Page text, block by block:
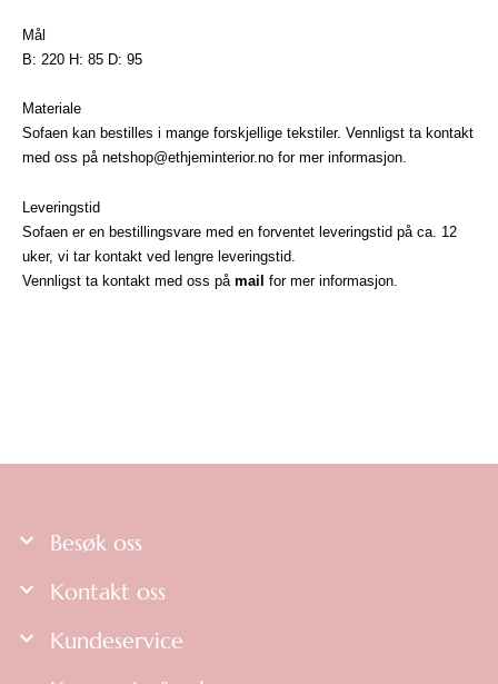
Mål
B: 220 H: 85 D: 95
Materiale
Sofaen kan bestilles i mange forskjellige tekstiler. Vennligst ta kontakt
med oss på netshop@ethjeminterior.no for mer informasjon.
Leveringstid
Sofaen er en bestillingsvare med en forventet leveringstid på ca. 12
uker, vi tar kontakt ved lengre leveringstid.
Vennligst ta kontakt med oss på mail for mer informasjon.
Besøk oss
Kontakt oss
Kundeservice